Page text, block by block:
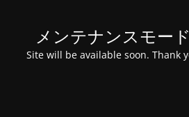
メンテナンスモー
Site will be available soon. Thank